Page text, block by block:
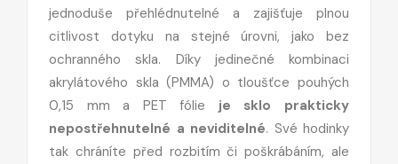
jednoduše přehlédnutelné a zajišťuje plnou
citlivost dotyku na stejné úrovni, jako bez
ochranného skla. Díky jedinečné kombinaci
akrylátového skla (PMMA) o tloušťce pouhých
0,15 mm a PET fólie je sklo prakticky
nepostřehnutelné a neviditelné. Své hodinky
tak chráníte před rozbitím či poškrábáním, ale